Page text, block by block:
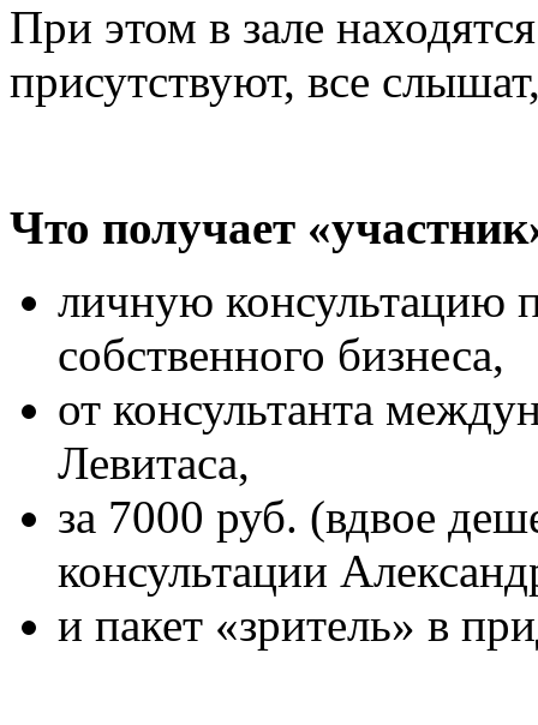
При этом в зале
присутствуют, все
Что получает
личную консультацию
собственного бизнеса,
от консультанта
Левитаса,
за 7000 руб. (вдвое
консультации
и пакет «зритель» в